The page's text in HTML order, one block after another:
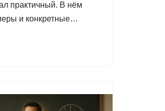
практичный. В нём
и конкретные…